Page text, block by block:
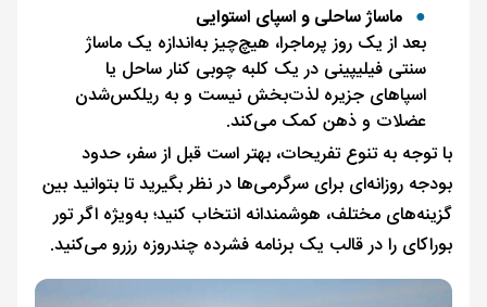
ماساژ ساحلی و اسپای استوایی
بعد از یک روز پرماجرا، هیچ‌چیز به‌اندازه یک ماساژ
سنتی فیلیپینی در یک کلبه چوبی کنار ساحل یا
اسپاهای جزیره لذت‌بخش نیست و به ریلکس‌شدن
عضلات و ذهن کمک می‌کند.
با توجه به تنوع تفریحات، بهتر است قبل از سفر، حدود
بودجه روزانه‌ای برای سرگرمی‌ها در نظر بگیرید تا بتوانید بین
گزینه‌های مختلف، هوشمندانه انتخاب کنید؛ به‌ویژه اگر تور
بوراکای را در قالب یک برنامه فشرده چندروزه رزرو می‌کنید.